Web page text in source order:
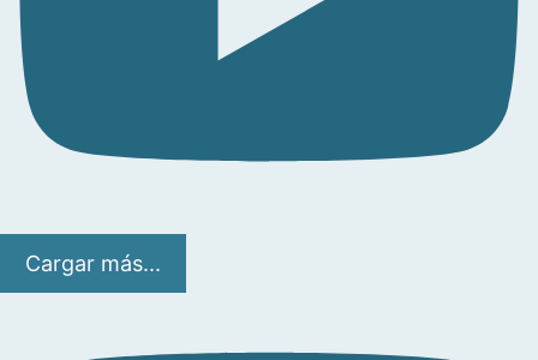
Cargar más...